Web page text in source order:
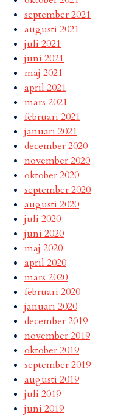
september 2021
augusti 2021
juli 2021
juni 2021
maj 2021
april 2021
mars 2021
februari 2021
januari 2021
december 2020
november 2020
oktober 2020
september 2020
augusti 2020
juli 2020
juni 2020
maj 2020
april 2020
mars 2020
februari 2020
januari 2020
december 2019
november 2019
oktober 2019
september 2019
augusti 2019
juli 2019
juni 2019